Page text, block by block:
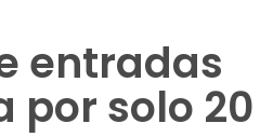
entradas
por solo 20